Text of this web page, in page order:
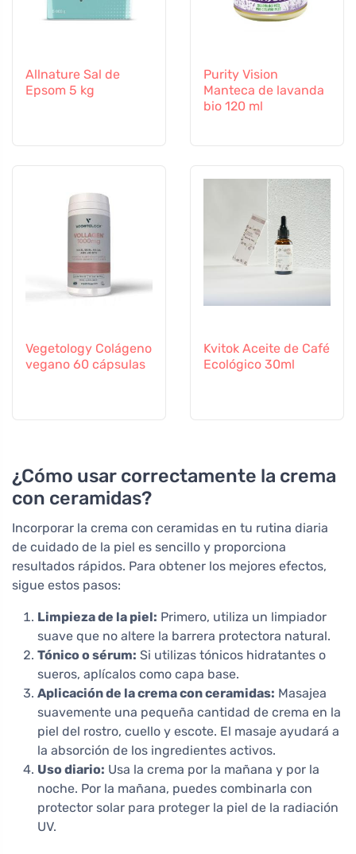
Allnature Sal de
Epsom 5 kg
Purity Vision
Manteca de lavanda
bio 120 ml
Vegetology Colágeno
vegano 60 cápsulas
Kvitok Aceite de Café
Ecológico 30ml
¿Cómo usar correctamente la crema
con ceramidas?
Incorporar la crema con ceramidas en tu rutina diaria
de cuidado de la piel es sencillo y proporciona
resultados rápidos. Para obtener los mejores efectos,
sigue estos pasos:
Limpieza de la piel: Primero, utiliza un limpiador
suave que no altere la barrera protectora natural.
Tónico o sérum: Si utilizas tónicos hidratantes o
sueros, aplícalos como capa base.
Aplicación de la crema con ceramidas: Masajea
suavemente una pequeña cantidad de crema en la
piel del rostro, cuello y escote. El masaje ayudará a
la absorción de los ingredientes activos.
Uso diario: Usa la crema por la mañana y por la
noche. Por la mañana, puedes combinarla con
protector solar para proteger la piel de la radiación
UV.